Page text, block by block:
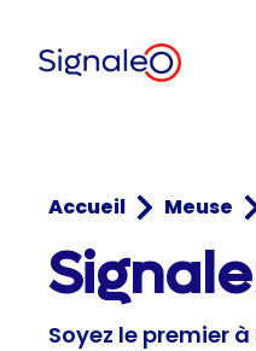
Accueil Meuse
Soyez le premier